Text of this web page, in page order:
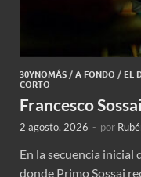
30YNOMÁS / A FONDO / EL
CORTO
Francesco
2 agosto, 2026 - por
En la secuencia inicial
donde Primo Sossai